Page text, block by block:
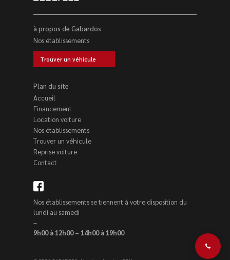
à propos de Gabardos
Nos établissements
Trouver un véhicule
Plan du site
Accueil
Financement
Location voiture
Nos établissements
Trouver un véhicule
Reprise voiture
Contact
Nos établissements se tiennent à votre disposition du
lundi au samedi
–
9h00 à 12h00 – 14h00 à 19h00